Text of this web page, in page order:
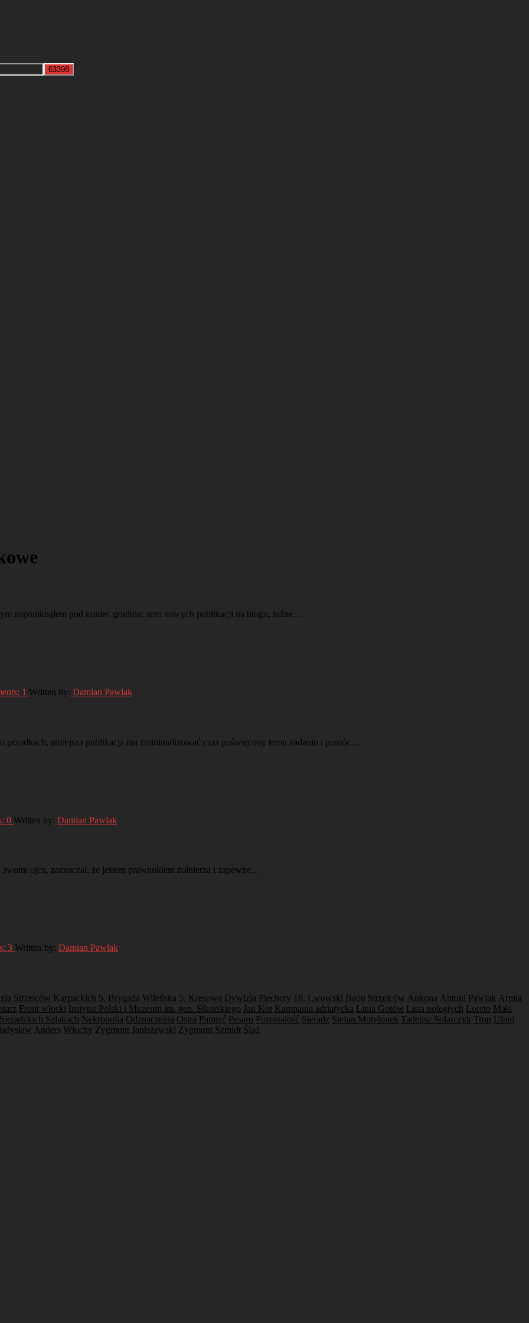
napomknąłem pod koniec grudnia: zero nowych publikacji na blogu, luźne…
1 Written by: Damian Pawlak
przodkach, niniejsza publikacja ma zminimalizować czas poświęcony temu zadaniu i pomóc…
0 Written by: Damian Pawlak
ojcu, zaznaczał, że jestem prawnukiem żołnierza i zapewne…
3 Written by: Damian Pawlak
Strzelców Karpackich 5. Brygada Wileńska 5. Kresowa Dywizja Piechoty 18. Lwowski Baon Strzelców Ankona Antoni Pawlak Armia
Front włoski Instytut Polski i Muzeum im. gen. Sikorskiego Jan Kot Kampania adriatycka Linia Gotów Lista poległych Loreto Mała
Szlakach Nekropolia Odznaczenia Ostra Pamięć Pesaro Pozostałość Sieradz Stefan Motylonek Tadeusz Solarczyk Trop Ułani
Anders Włochy Zygmunt Janiszewski Zygmunt Szmidt Ślad